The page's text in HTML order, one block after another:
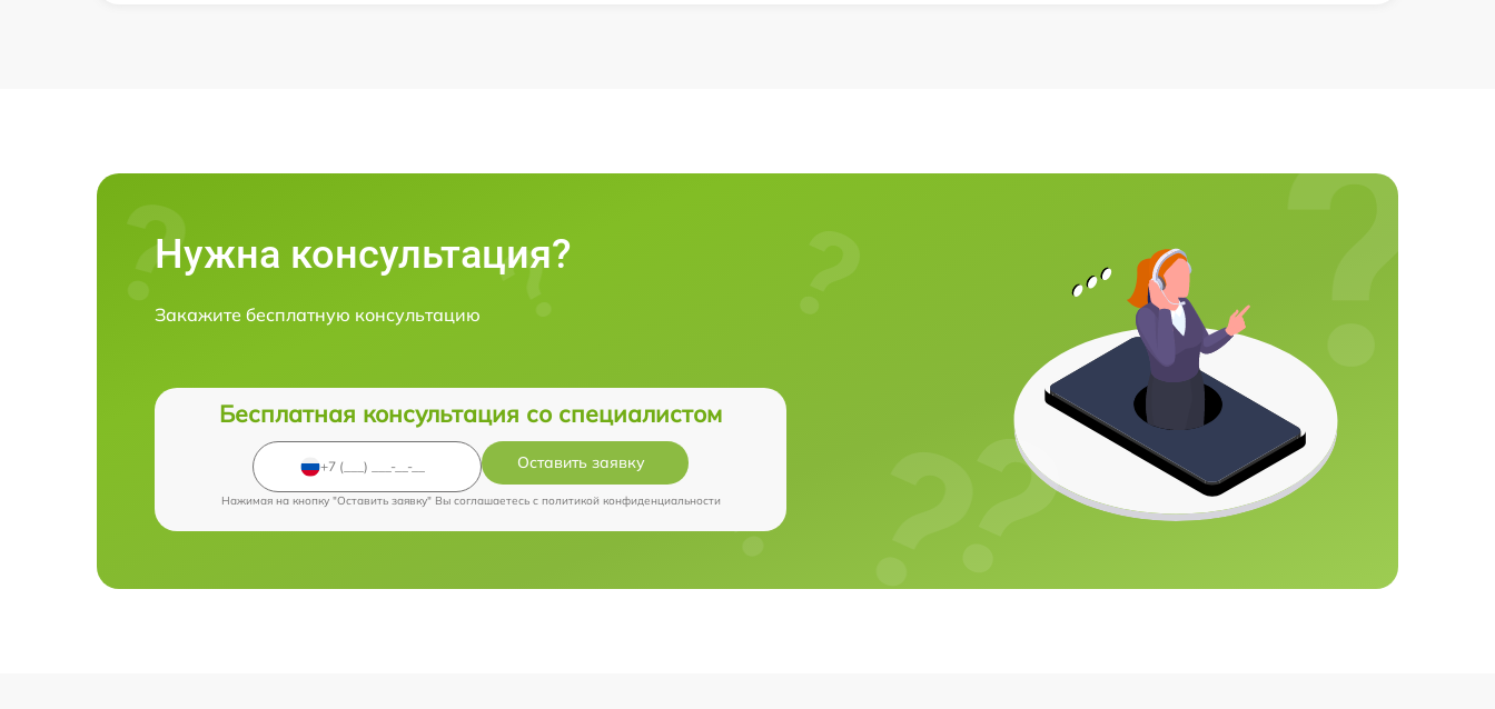
Нужна консультация?
Закажите бесплатную консультацию
Бесплатная консультация со специалистом
Оставить заявку
Нажимая на кнопку "Оставить заявку" Вы соглашаетесь c политикой конфиденциальности